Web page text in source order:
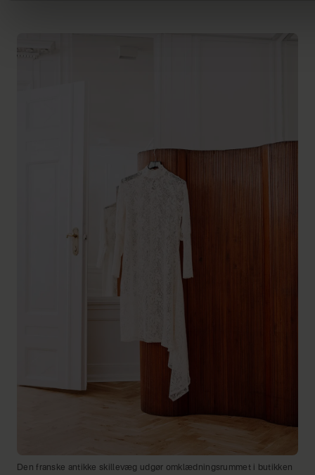
Den franske antikke skillevæg udgør omklædningsrummet i butikken